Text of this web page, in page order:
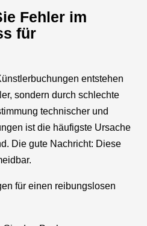
Fehler im
für
entstehen
sondern durch schlechte
technischer und
ist die häufigste Ursache
Die gute Nachricht: Diese
für einen reibungslosen